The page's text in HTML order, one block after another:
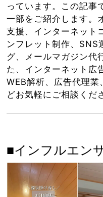
っています。この記事
一部をご紹介します。
支援、インターネット
ンフレット制作、SNS
グ、メールマガジン代
た、インターネット広
WEB解析、広告代理
どお気軽にご相談くだ
■インフルエン